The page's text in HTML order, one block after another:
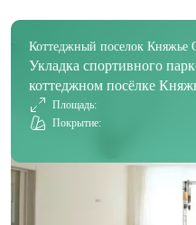
Коттеджный поселок Княжье
Укладка спортивного
коттеджном посёлке
Площадь:
Покрытие: